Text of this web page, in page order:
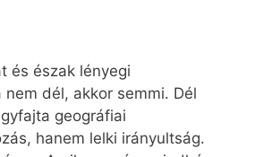
és észak lényegi
dél, akkor semmi. Dél
geográfiai
hanem lelki irányultság.